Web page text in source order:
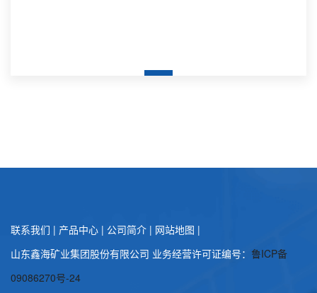
联系我们 | 产品中心 | 公司简介 | 网站地图 |
山东鑫海矿业集团股份有限公司 业务经营许可证编号： 鲁ICP备
09086270号-24